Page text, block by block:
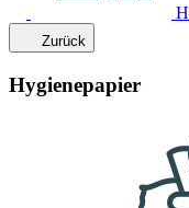
Zurück
Hygienepapier